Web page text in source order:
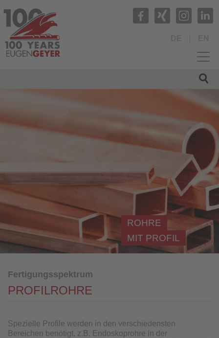
UNTERNEHMEN
Fertigungsspektrum
Rohre und Rohrformteile
Stangen und Drehteile
Komponentenfertigung
Werkstoffe
Referenzen
QUALITÄT
ROHRE
MIT PROFIL
Fertigungsspektrum
PROFILROHRE
Spezielle Profile werden in den verschiedensten
Bereichen benötigt, z.B. Endoskoprohre in der